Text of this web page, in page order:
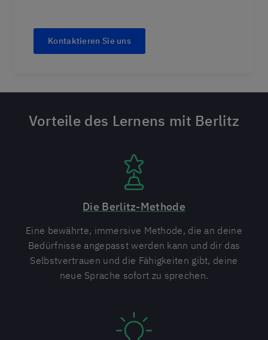
Kontaktieren Sie uns
Vorteile des Lernens mit Berlitz
Die Berlitz-Methode
Eine bewährte, immersive Methode, die an deine
Bedürfnisse angepasst werden kann und dir das
Selbstvertrauen und die Fähigkeiten gibt, deine
neue Sprache sofort zu sprechen.